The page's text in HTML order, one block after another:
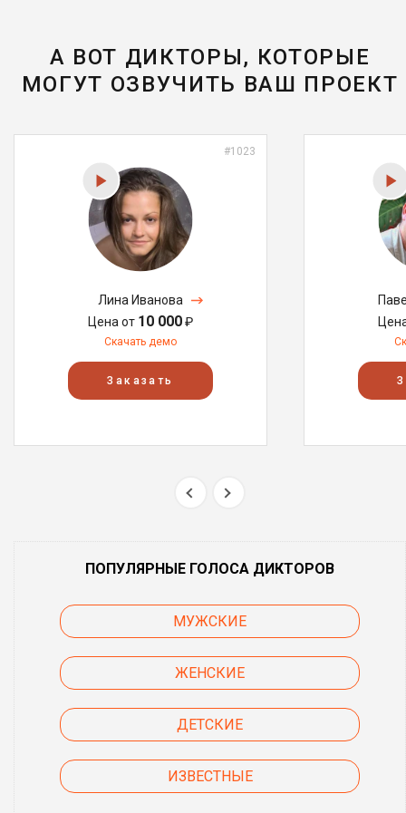
А ВОТ ДИКТОРЫ, КОТОРЫЕ
МОГУТ ОЗВУЧИТЬ ВАШ ПРОЕКТ
#1023
Лина Иванова
Цена от 10 000₽
Скачать демо
Заказать
ПОПУЛЯРНЫЕ ГОЛОСА ДИКТОРОВ
МУЖСКИЕ
ЖЕНСКИЕ
ДЕТСКИЕ
ИЗВЕСТНЫЕ